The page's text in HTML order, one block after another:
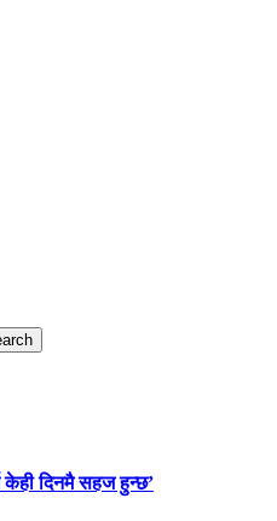
केही दिनमै सहज हुन्छ’